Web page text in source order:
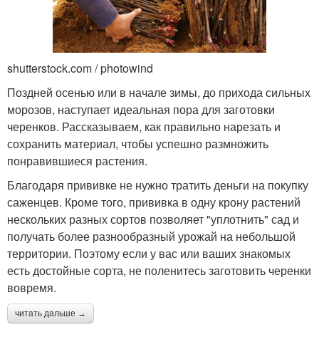
shutterstock.com / photowind
Поздней осенью или в начале зимы, до прихода сильных
морозов, наступает идеальная пора для заготовки
черенков. Рассказываем, как правильно нарезать и
сохранить материал, чтобы успешно размножить
понравившиеся растения.
Благодаря прививке не нужно тратить деньги на покупку
саженцев. Кроме того, прививка в одну крону растений
нескольких разных сортов позволяет "уплотнить" сад и
получать более разнообразный урожай на небольшой
территории. Поэтому если у вас или ваших знакомых
есть достойные сорта, не поленитесь заготовить черенки
вовремя.
читать дальше →